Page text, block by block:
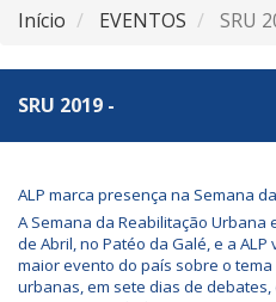
Início EVENTOS SRU
SRU 2019 -
ALP marca presença na Semana
A Semana da Reabilitação
de Abril, no Patéo da Galé, e a
maior evento do país sobre o
urbanas, em sete dias de